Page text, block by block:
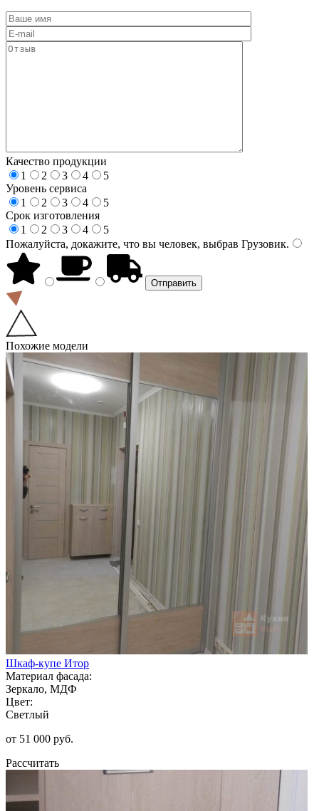
Качество продукции
1
2 3 4
5
Уровень сервиса
1
2 3 4
5
Срок изготовления
1
2 3 4
5
Пожалуйста, докажите, что вы человек, выбрав Грузовик.
Похожие модели
Шкаф-купе Итор
Материал фасада:
Зеркало, МДФ
Цвет:
Светлый
от 51 000 руб.
Рассчитать